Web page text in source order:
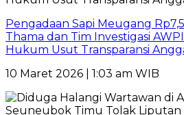
Pengadaan Sapi Meugang
Thama dan Tim Investigasi
Hukum Usut Transparansi
10 Maret 2026 | 1:03 am WIB